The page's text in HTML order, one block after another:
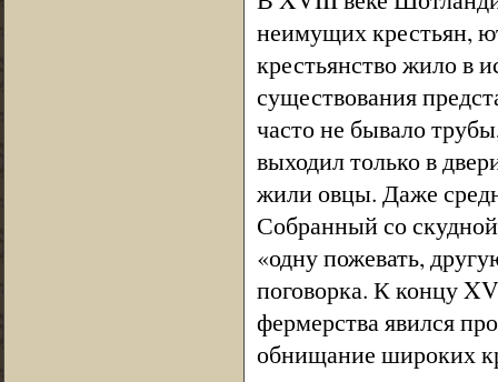
неимущих крестьян,
крестьянство жило в
существования
часто не бывало
выходил только в
жили овцы. Даже
Собранный со
«одну пожевать,
поговорка. К концу
фермерства явился
обнищание широких